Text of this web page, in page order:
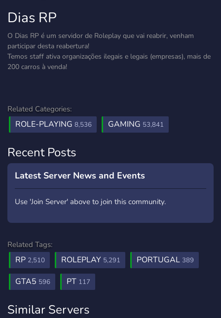
Dias RP
O Dias RP é um servidor de Roleplay que vai reabrir, venham
participar desta reabertura!
Temos staff ativa organizações ilegais e legais (empresas), mais de
200 carros à venda!
Related Categories:
ROLE-PLAYING 8,536 GAMING 53,841
Recent Posts
Latest Server News and Events
Use 'Join Server' above to join this community.
Related Tags:
RP 2,510 ROLEPLAY 5,291 PORTUGAL 389
GTA5 596 PT 117
Similar Servers